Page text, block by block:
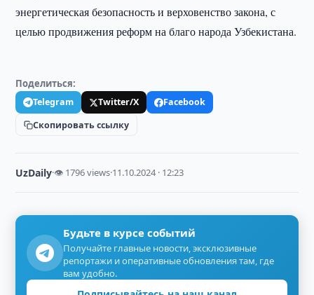
энергетическая безопасность и верховенство закона, с
целью продвижения реформ на благо народа Узбекистана.
Поделиться:
Telegram Twitter/X
Facebook
Скопировать ссылку
UzDaily·👁 1796 views·11.10.2024 · 12:23
Будьте в курсе событий
Получайте главные новости, эксклюзивные
репортажи и оперативные обновления там, где
вам удобно.